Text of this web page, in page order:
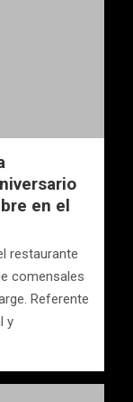
en el
restaurante
comensales
Referente
y